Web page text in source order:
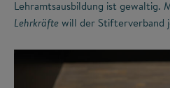
Lehramtsausbildung ist gewaltig.
Lehrkräfte will der Stifterverband